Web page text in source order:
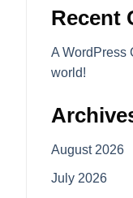
Recent
A WordPress
world!
August 2026
July 2026